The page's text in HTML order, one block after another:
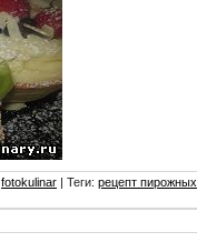
fotokulinar | Теги: рецепт пирожных